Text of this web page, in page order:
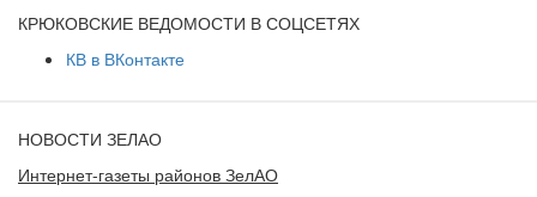
КРЮКОВСКИЕ ВЕДОМОСТИ В СОЦСЕТЯХ
КВ в ВКонтакте
НОВОСТИ ЗЕЛАО
Интернет-газеты районов ЗелАО